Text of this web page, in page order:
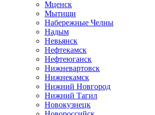
Мценск
Мытищи
Набережные Челны
Надым
Невьянск
Нефтекамск
Нефтеюганск
Нижневартовск
Нижнекамск
Нижний Новгород
Нижний Тагил
Новокузнецк